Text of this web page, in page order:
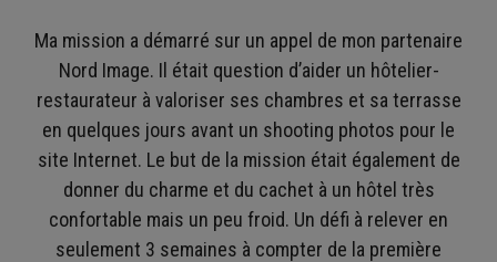
Ma mission a démarré sur un appel de mon partenaire
Nord Image. Il était question d’aider un hôtelier-
restaurateur à valoriser ses chambres et sa terrasse
en quelques jours avant un shooting photos pour le
site Internet. Le but de la mission était également de
donner du charme et du cachet à un hôtel très
confortable mais un peu froid. Un défi à relever en
seulement 3 semaines à compter de la première